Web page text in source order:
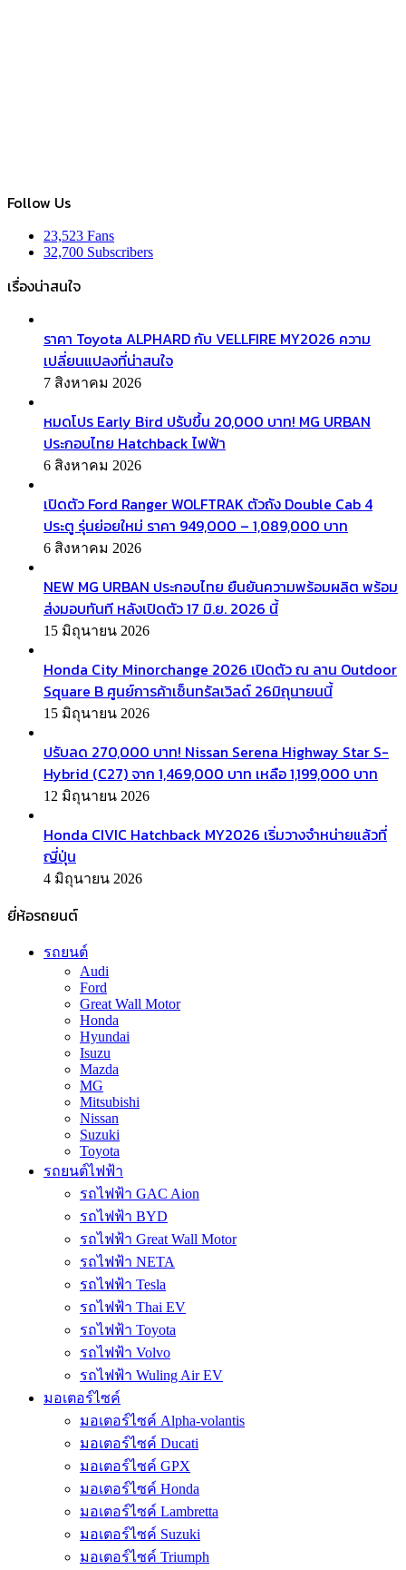
Follow Us
23,523 Fans
32,700 Subscribers
เรื่องน่าสนใจ
ราคา Toyota ALPHARD กับ VELLFIRE MY2026 ความ
เปลี่ยนแปลงที่น่าสนใจ
7 สิงหาคม 2026
หมดโปร Early Bird ปรับขึ้น 20,000 บาท! MG URBAN
ประกอบไทย Hatchback ไฟฟ้า
6 สิงหาคม 2026
เปิดตัว Ford Ranger WOLFTRAK ตัวถัง Double Cab 4
ประตู รุ่นย่อยใหม่ ราคา 949,000 – 1,089,000 บาท
6 สิงหาคม 2026
NEW MG URBAN ประกอบไทย ยืนยันความพร้อมผลิต พร้อม
ส่งมอบทันที หลังเปิดตัว 17 มิ.ย. 2026 นี้
15 มิถุนายน 2026
Honda City Minorchange 2026 เปิดตัว ณ ลาน Outdoor
Square B ศูนย์การค้าเซ็นทรัลเวิลด์ 26มิถุนายนนี้
15 มิถุนายน 2026
ปรับลด 270,000 บาท! Nissan Serena Highway Star S-
Hybrid (C27) จาก 1,469,000 บาท เหลือ 1,199,000 บาท
12 มิถุนายน 2026
Honda CIVIC Hatchback MY2026 เริ่มวางจำหน่ายแล้วที่
ญี่ปุ่น
4 มิถุนายน 2026
ยี่ห้อรถยนต์
รถยนต์
Audi
Ford
Great Wall Motor
Honda
Hyundai
Isuzu
Mazda
MG
Mitsubishi
Nissan
Suzuki
Toyota
รถยนต์ไฟฟ้า
รถไฟฟ้า GAC Aion
รถไฟฟ้า BYD
รถไฟฟ้า Great Wall Motor
รถไฟฟ้า NETA
รถไฟฟ้า Tesla
รถไฟฟ้า Thai EV
รถไฟฟ้า Toyota
รถไฟฟ้า Volvo
รถไฟฟ้า Wuling Air EV
มอเตอร์ไซค์
มอเตอร์ไซค์ Alpha-volantis
มอเตอร์ไซค์ Ducati
มอเตอร์ไซค์ GPX
มอเตอร์ไซค์ Honda
มอเตอร์ไซค์ Lambretta
มอเตอร์ไซค์ Suzuki
มอเตอร์ไซค์ Triumph